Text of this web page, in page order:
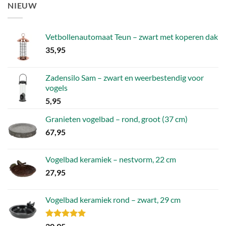
NIEUW
Vetbollenautomaat Teun – zwart met koperen dak
35,95
Zadensilo Sam – zwart en weerbestendig voor
vogels
5,95
Granieten vogelbad – rond, groot (37 cm)
67,95
Vogelbad keramiek – nestvorm, 22 cm
27,95
Vogelbad keramiek rond – zwart, 29 cm